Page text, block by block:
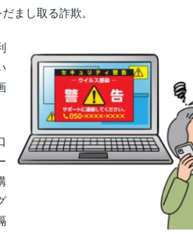
まし取る詐欺。